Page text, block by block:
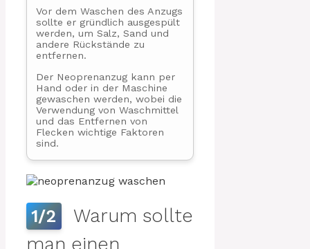
Vor dem Waschen des Anzugs
sollte er gründlich ausgespült
werden, um Salz, Sand und
andere Rückstände zu
entfernen.
Der Neoprenanzug kann per
Hand oder in der Maschine
gewaschen werden, wobei die
Verwendung von Waschmittel
und das Entfernen von
Flecken wichtige Faktoren
sind.
1/2
Warum sollte
man einen